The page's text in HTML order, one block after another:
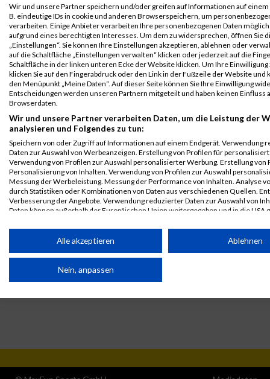
VeranstaltungStnr
Name
NameJahr NationVerein Net
Grazathlon
2023
Athlon 10km
3606 Stephanie Strutz 1997 AUT
Grazathlon
2023
Athlon Mixed
Team
3606 Stephanie Strutz 1997 AUT
Legende:
Team Position, DNS = Did not start, DNF = Did not finish, DQ =
Disqualifiziert
Wir und unsere Partner speichern und/oder greifen auf Informationen auf einem
B. eindeutige IDs in cookie und anderen Browserspeichern, um
verarbeiten. Einige Anbieter verarbeiten Ihre personenbezogenen Daten
aufgrund eines berechtigten Interesses. Um dem zu widersprechen, öffnen Sie
„Einstellungen“. Sie können Ihre Einstellungen akzeptieren, ablehnen oder
auf die Schaltfläche „Einstellungen verwalten“ klicken oder jederzeit auf die
Schaltfläche in der linken unteren Ecke der Website klicken. Um Ihre
klicken Sie auf den Fingerabdruck oder den Link in der Fußzeile der Website und
den Menüpunkt „Meine Daten“. Auf dieser Seite können Sie Ihre Einwilligung
Entscheidungen werden unseren Partnern mitgeteilt und haben keinen Einfluss
Browserdaten.
Wir und unsere Partner verarbeiten Daten, um die Leistung der
analysieren und Folgendes zu tun:
Speichern von oder Zugriff auf Informationen auf einem Endgerät. Verwendung
Daten zur Auswahl von Werbeanzeigen. Erstellung von Profilen für
Verwendung von Profilen zur Auswahl personalisierter Werbung. Erstellung von
Personalisierung von Inhalten. Verwendung von Profilen zur Auswahl
Messung der Werbeleistung. Messung der Performance von Inhalten. Analyse
durch Statistiken oder Kombinationen von Daten aus verschiedenen Quellen.
Verbesserung der Angebote. Verwendung reduzierter Daten zur Auswahl von
Daten können außerhalb der Europäischen Union weitergegeben und in die USA
Partnerliste anzeigen (1 IAB-Anbieter)
Wir nutzen Ihre Daten für folgende Zwecke:
Verwendung reduzierter Daten zur Auswahl von
Alle akzeptieren Ablehnen
Nein, anpassen